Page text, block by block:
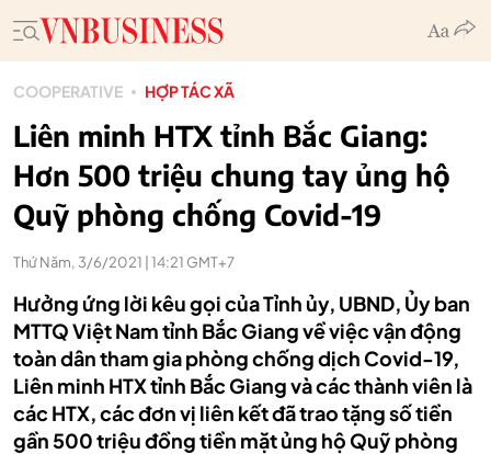
COOPERATIVE HỢP TÁC XÃ
Liên minh HTX tỉnh Bắc Giang:
Hơn 500 triệu chung tay ủng hộ
Quỹ phòng chống Covid-19
Thứ Năm, 3/6/2021 | 14:21 GMT+7
Hưởng ứng lời kêu gọi của Tỉnh ủy, UBND, Ủy ban
MTTQ Việt Nam tỉnh Bắc Giang về việc vận động
toàn dân tham gia phòng chống dịch Covid-19,
Liên minh HTX tỉnh Bắc Giang và các thành viên là
các HTX, các đơn vị liên kết đã trao tặng số tiền
gần 500 triệu đồng tiền mặt ủng hộ Quỹ phòng